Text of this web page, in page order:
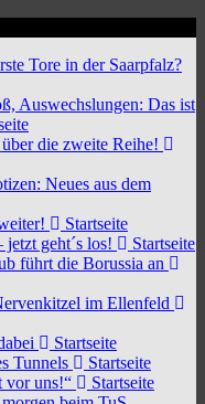
Tore in der Saarpfalz?
Auswechslungen: Das ist
die zweite Reihe!
Neues aus dem
Startseite
jetzt geht´s los!
Startseite
führt die Borussia an
im Ellenfeld
Startseite
Tunnels
Startseite
vor uns!“
Startseite